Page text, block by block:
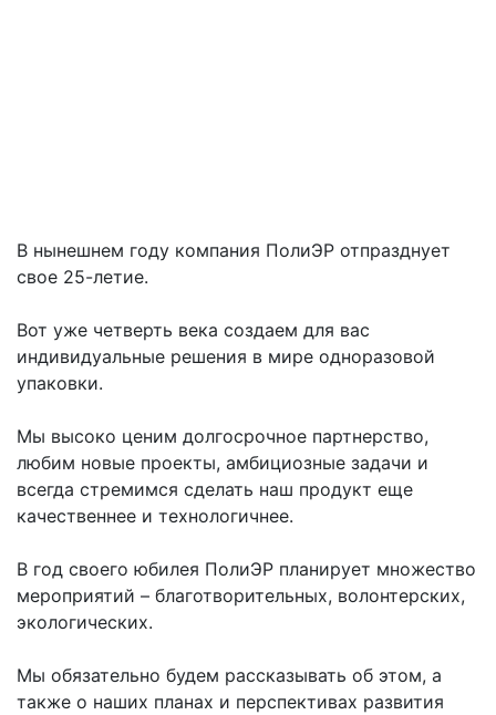
В нынешнем году компания ПолиЭР отпразднует
свое 25-летие.
Вот уже четверть века создаем для вас
индивидуальные решения в мире одноразовой
упаковки.
Мы высоко ценим долгосрочное партнерство,
любим новые проекты, амбициозные задачи и
всегда стремимся сделать наш продукт еще
качественнее и технологичнее.
В год своего юбилея ПолиЭР планирует множество
мероприятий – благотворительных, волонтерских,
экологических.
Мы обязательно будем рассказывать об этом, а
также о наших планах и перспективах развития